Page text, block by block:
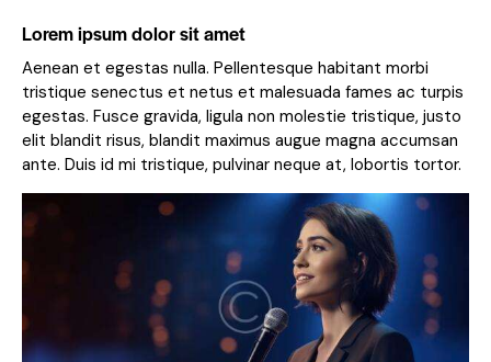
Lorem ipsum dolor sit amet
Aenean et egestas nulla. Pellentesque habitant morbi
tristique senectus et netus et malesuada fames ac turpis
egestas. Fusce gravida, ligula non molestie tristique, justo
elit blandit risus, blandit maximus augue magna accumsan
ante. Duis id mi tristique, pulvinar neque at, lobortis tortor.